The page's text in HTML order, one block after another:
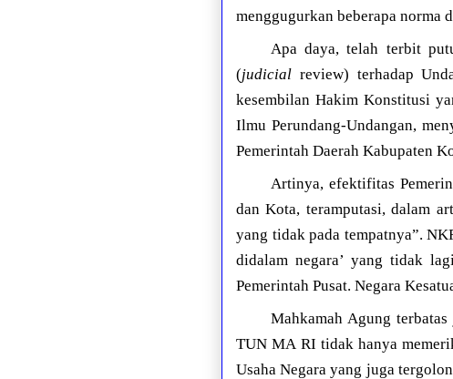
menggugurkan beberapa norma
Apa daya, telah terbit
(judicial review) terhadap
kesembilan Hakim Konstitusi
Ilmu Perundang-Undangan,
Pemerintah Daerah Kabupaten
Artinya, efektifitas
dan Kota, teramputasi, dalam
yang tidak pada tempatnya”.
didalam negara’ yang tidak
Pemerintah Pusat. Negara
Mahkamah Agung
TUN MA RI tidak hanya
Usaha Negara yang juga